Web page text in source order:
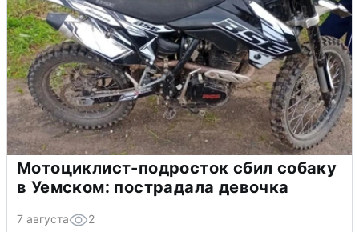
Мотоциклист-подросток сбил собаку
в Уемском: пострадала девочка
7 августа 2